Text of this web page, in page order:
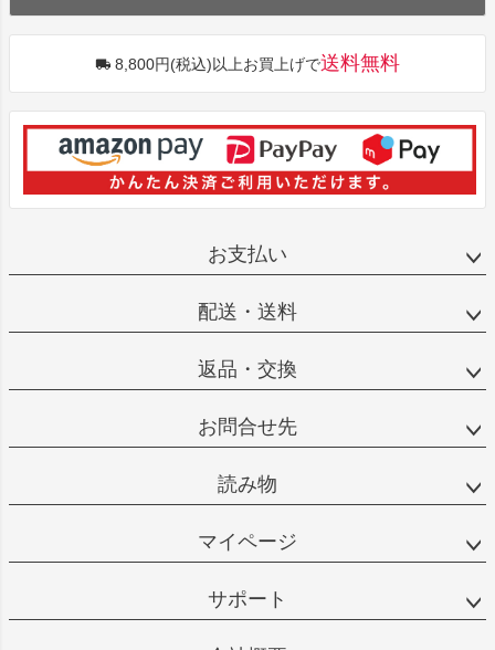
8,800円(税込)以上お買上げで送料無料
お支払い
配送・送料
返品・交換
お問合せ先
読み物
マイページ
サポート